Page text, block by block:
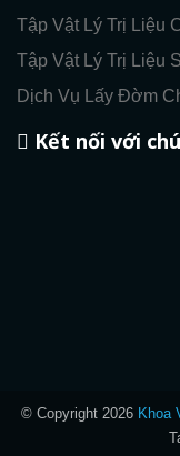
Tập Vật Lý Trị Liệu
Tập Vật Lý Trị Liệu
Dịch Vụ Lấy Đờm
Kết nối với
© Copyright 2026 Khoa